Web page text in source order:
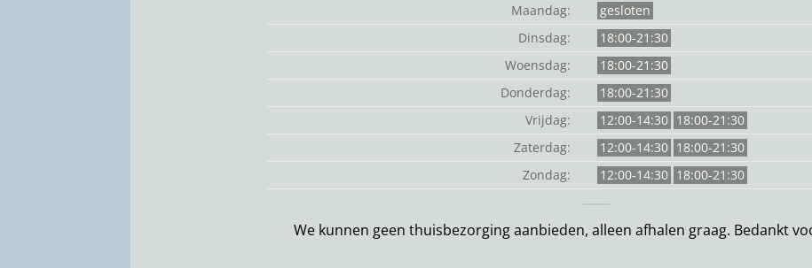
Maandag:
gesloten
Dinsdag:
18:00-21:30
Woensdag:
18:00-21:30
Donderdag:
18:00-21:30
Vrijdag:
12:00-14:30 18:00-21:30
Zaterdag:
12:00-14:30 18:00-21:30
Zondag:
12:00-14:30 18:00-21:30
We kunnen geen thuisbezorging aanbieden, alleen afhalen graag. Bedankt